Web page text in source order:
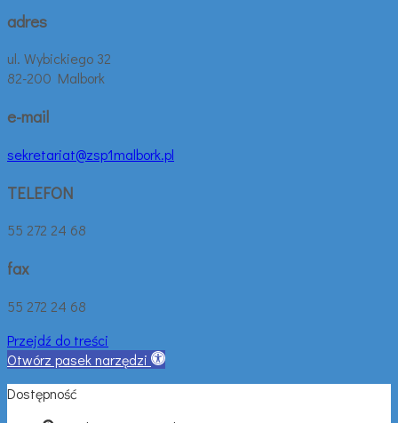
adres
ul. Wybickiego 32
82-200 Malbork
e-mail
sekretariat@zsp1malbork.pl
TELEFON
55 272 24 68
fax
55 272 24 68
Przejdź do treści
Otwórz pasek narzędzi
Dostępność